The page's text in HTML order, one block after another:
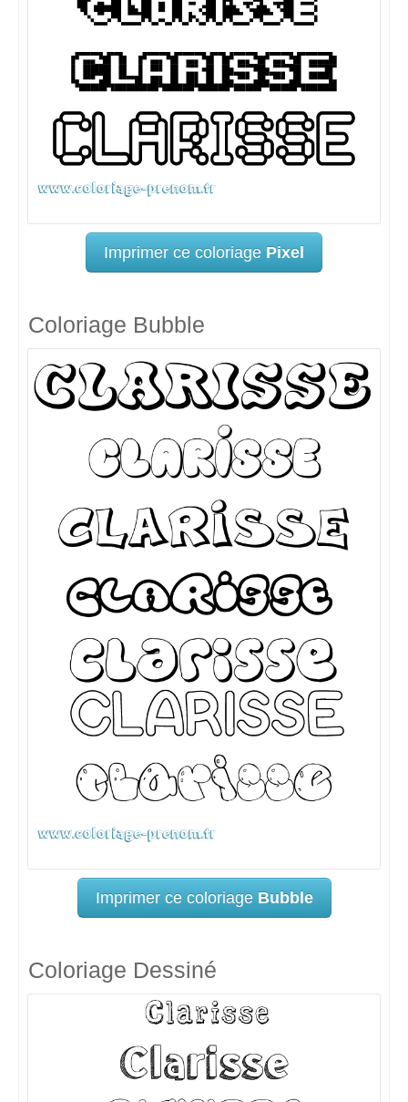
Imprimer ce coloriage Pixel
Coloriage Bubble
Imprimer ce coloriage Bubble
Coloriage Dessiné